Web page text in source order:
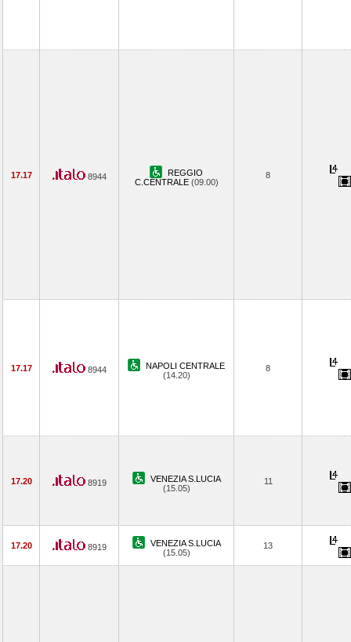
17.17 8944
REGGIO
C.CENTRALE (09.00)
8
17.17 8944
NAPOLI CENTRALE
(14.20)
8
17.20 8919
VENEZIA S.LUCIA
(15.05)
11
17.20 8919
VENEZIA S.LUCIA
(15.05)
13